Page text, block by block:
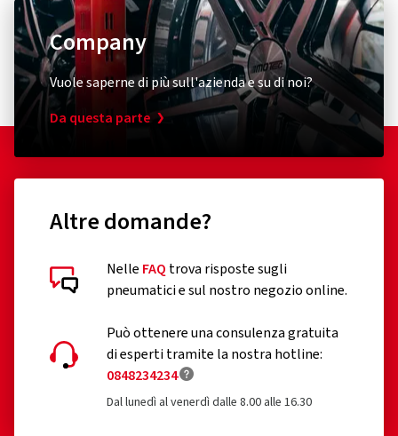
Company
Vuole saperne di più sull'azienda e su di noi?
Da questa parte
Altre domande?
Nelle FAQ trova risposte sugli
pneumatici e sul nostro negozio online.
Può ottenere una consulenza gratuita
di esperti tramite la nostra hotline:
0848234234
Dal lunedì al venerdì dalle 8.00 alle 16.30